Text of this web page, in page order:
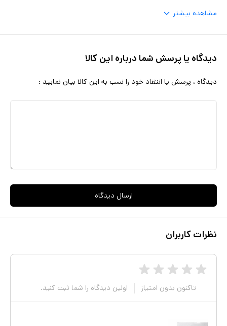
مشاهده بیشتر
دیدگاه یا پرسش شما درباره این کالا
دیدگاه ، پرسش یا انتقاد خود را نسب به این کالا بیان نمایید :
ارسال دیدگاه
نظرات کاربران
تاکنون بدون امتیاز اولین دیدگاه را شما ثبت کنید.